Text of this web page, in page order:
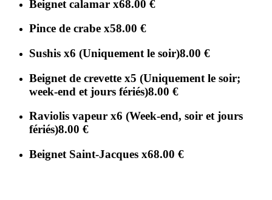
Beignet calamar x68.00 €
Pince de crabe x58.00 €
Sushis x6 (Uniquement le soir)8.00 €
Beignet de crevette x5 (Uniquement le soir;
week-end et jours fériés)8.00 €
Raviolis vapeur x6 (Week-end, soir et jours
fériés)8.00 €
Beignet Saint-Jacques x68.00 €